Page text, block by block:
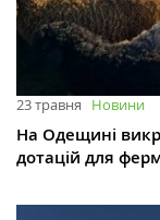
23 травня Новини
На Одещині
дотацій для